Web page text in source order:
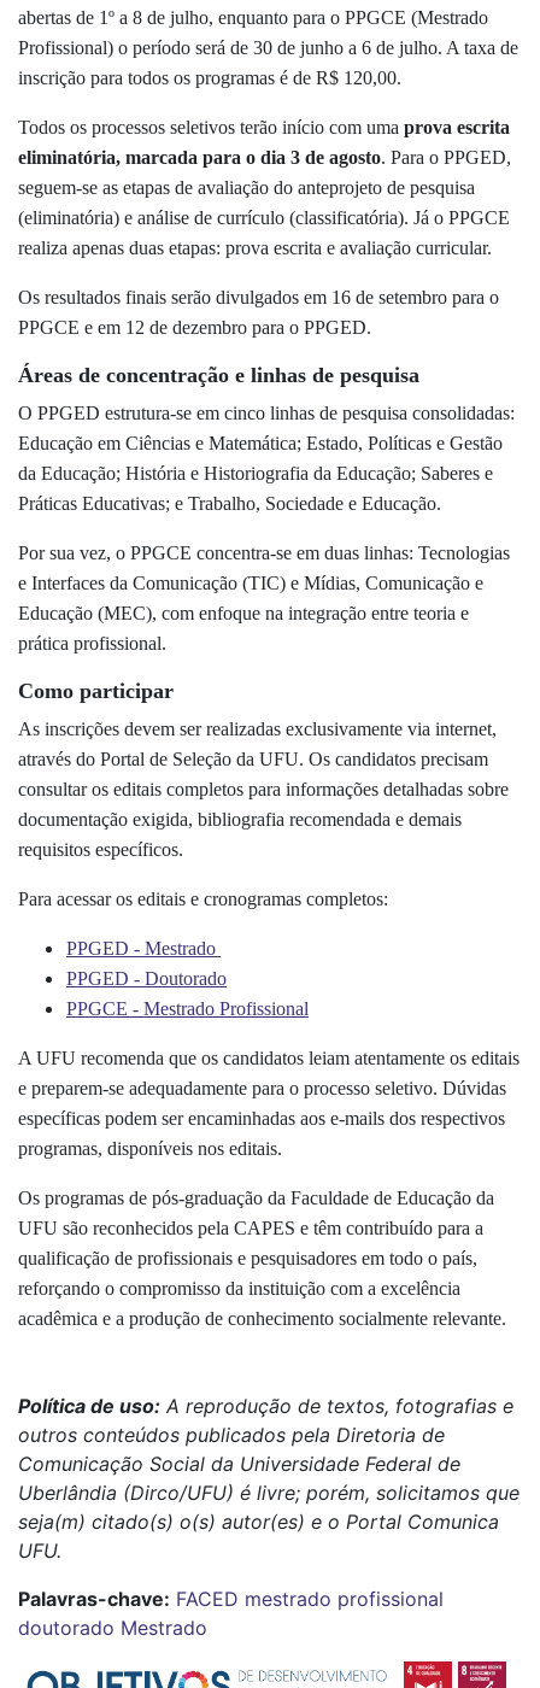
abertas de 1º a 8 de julho, enquanto para o PPGCE (Mestrado
Profissional) o período será de 30 de junho a 6 de julho. A taxa de
inscrição para todos os programas é de R$ 120,00.
Todos os processos seletivos terão início com uma prova escrita
eliminatória, marcada para o dia 3 de agosto. Para o PPGED,
seguem-se as etapas de avaliação do anteprojeto de pesquisa
(eliminatória) e análise de currículo (classificatória). Já o PPGCE
realiza apenas duas etapas: prova escrita e avaliação curricular.
Os resultados finais serão divulgados em 16 de setembro para o
PPGCE e em 12 de dezembro para o PPGED.
Áreas de concentração e linhas de pesquisa
O PPGED estrutura-se em cinco linhas de pesquisa consolidadas:
Educação em Ciências e Matemática; Estado, Políticas e Gestão
da Educação; História e Historiografia da Educação; Saberes e
Práticas Educativas; e Trabalho, Sociedade e Educação.
Por sua vez, o PPGCE concentra-se em duas linhas: Tecnologias
e Interfaces da Comunicação (TIC) e Mídias, Comunicação e
Educação (MEC), com enfoque na integração entre teoria e
prática profissional.
Como participar
As inscrições devem ser realizadas exclusivamente via internet,
através do Portal de Seleção da UFU. Os candidatos precisam
consultar os editais completos para informações detalhadas sobre
documentação exigida, bibliografia recomendada e demais
requisitos específicos.
Para acessar os editais e cronogramas completos:
PPGED - Mestrado
PPGED - Doutorado
PPGCE - Mestrado Profissional
A UFU recomenda que os candidatos leiam atentamente os editais
e preparem-se adequadamente para o processo seletivo. Dúvidas
específicas podem ser encaminhadas aos e-mails dos respectivos
programas, disponíveis nos editais.
Os programas de pós-graduação da Faculdade de Educação da
UFU são reconhecidos pela CAPES e têm contribuído para a
qualificação de profissionais e pesquisadores em todo o país,
reforçando o compromisso da instituição com a excelência
acadêmica e a produção de conhecimento socialmente relevante.
Política de uso: A reprodução de textos, fotografias e
outros conteúdos publicados pela Diretoria de
Comunicação Social da Universidade Federal de
Uberlândia (Dirco/UFU) é livre; porém, solicitamos que
seja(m) citado(s) o(s) autor(es) e o Portal Comunica
UFU.
Palavras-chave: FACED mestrado profissional
doutorado Mestrado